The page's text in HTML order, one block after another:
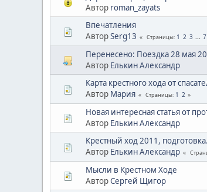
Автор roman_zayats
Впечатления
АвторSerg13 Страницы 1 2 3 ... 7
Перенесено: Поездка 28 мая
Автор Елькин Александр
Карта крестного хода от
Автор Mария Страницы 1 2
Новая интересная статья от
Автор Елькин Александр
Крестный ход 2011, подготовка.
Автор Елькин Александр
Мысли в Крестном Ходе
АвторСергей Щигор